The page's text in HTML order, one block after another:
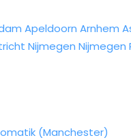
Apeldoorn Arnhem
Nijmegen Nijmegen
(Manchester)